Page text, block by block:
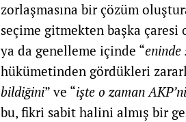
zorlaşmasına bir çözüm
seçime gitmekten başka çaresi
ya da genelleme içinde “eninde
hükümetinden gördükleri
bildiğini” ve “işte o zaman
bu, fikri sabit halini almış bir